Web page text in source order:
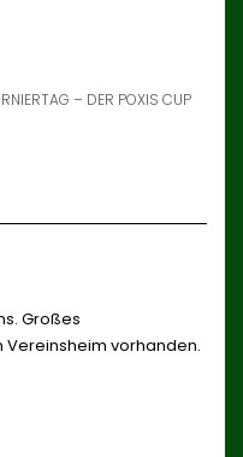
– DER POXIS CUP
Großes
vorhanden.